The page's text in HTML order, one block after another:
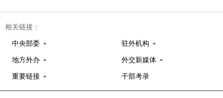
相关链接：
中央部委 驻外机构
地方外办 外交新媒体
重要链接 干部考录